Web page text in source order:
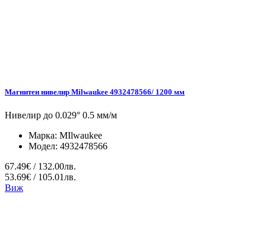
Магнитен нивелир Milwaukee 4932478566/ 1200 мм
Нивелир до 0.029° 0.5 мм/м
Марка: MIlwaukee
Модел: 4932478566
67.49€ / 132.00лв.
53.69€ / 105.01лв.
Виж